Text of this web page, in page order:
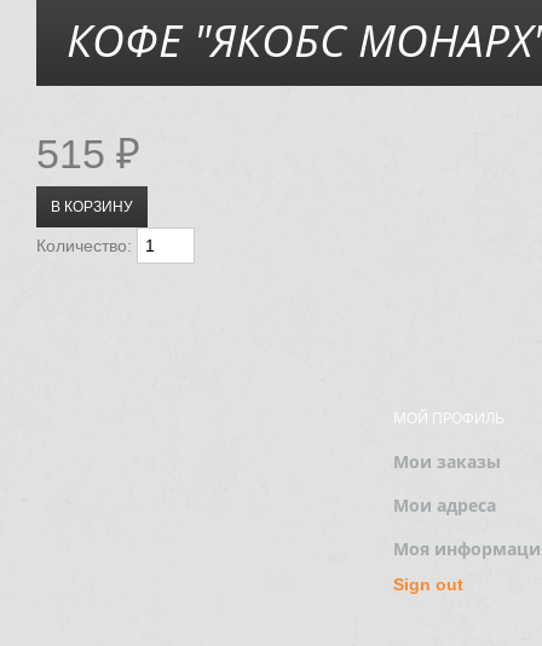
КОФЕ "ЯКОБС
515 ₽
Количество:
МОЙ ПРОФИЛЬ
Мои заказы
Мои адреса
Моя
Sign out